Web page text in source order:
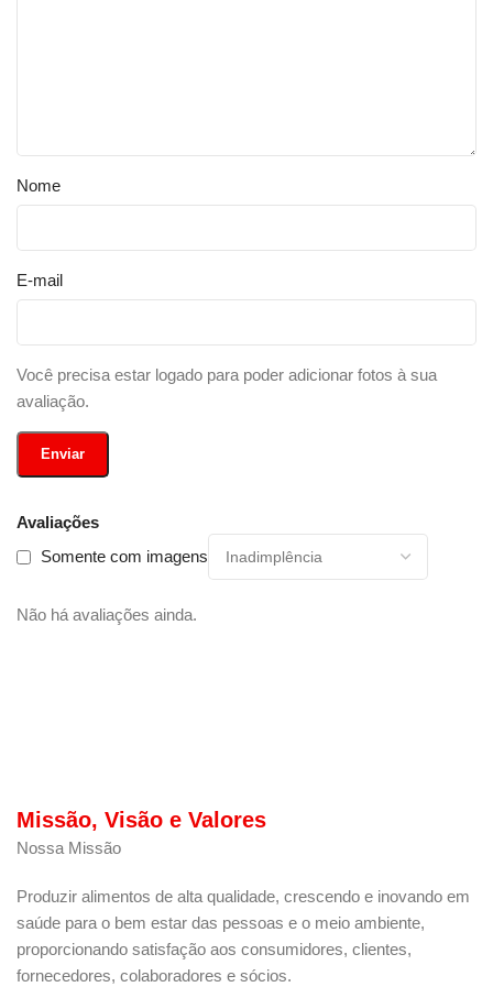
Avaliações
Somente com imagens
Não há avaliações ainda.
Nome
E-mail
Você precisa estar logado para poder adicionar fotos à sua
avaliação.
Missão, Visão e Valores
Nossa Missão
Produzir alimentos de alta qualidade, crescendo e inovando em
saúde para o bem estar das pessoas e o meio ambiente,
proporcionando satisfação aos consumidores, clientes,
fornecedores, colaboradores e sócios.